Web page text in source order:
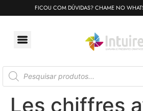
FICOU COM DÚVIDAS? CHAME NO
Les chiffres